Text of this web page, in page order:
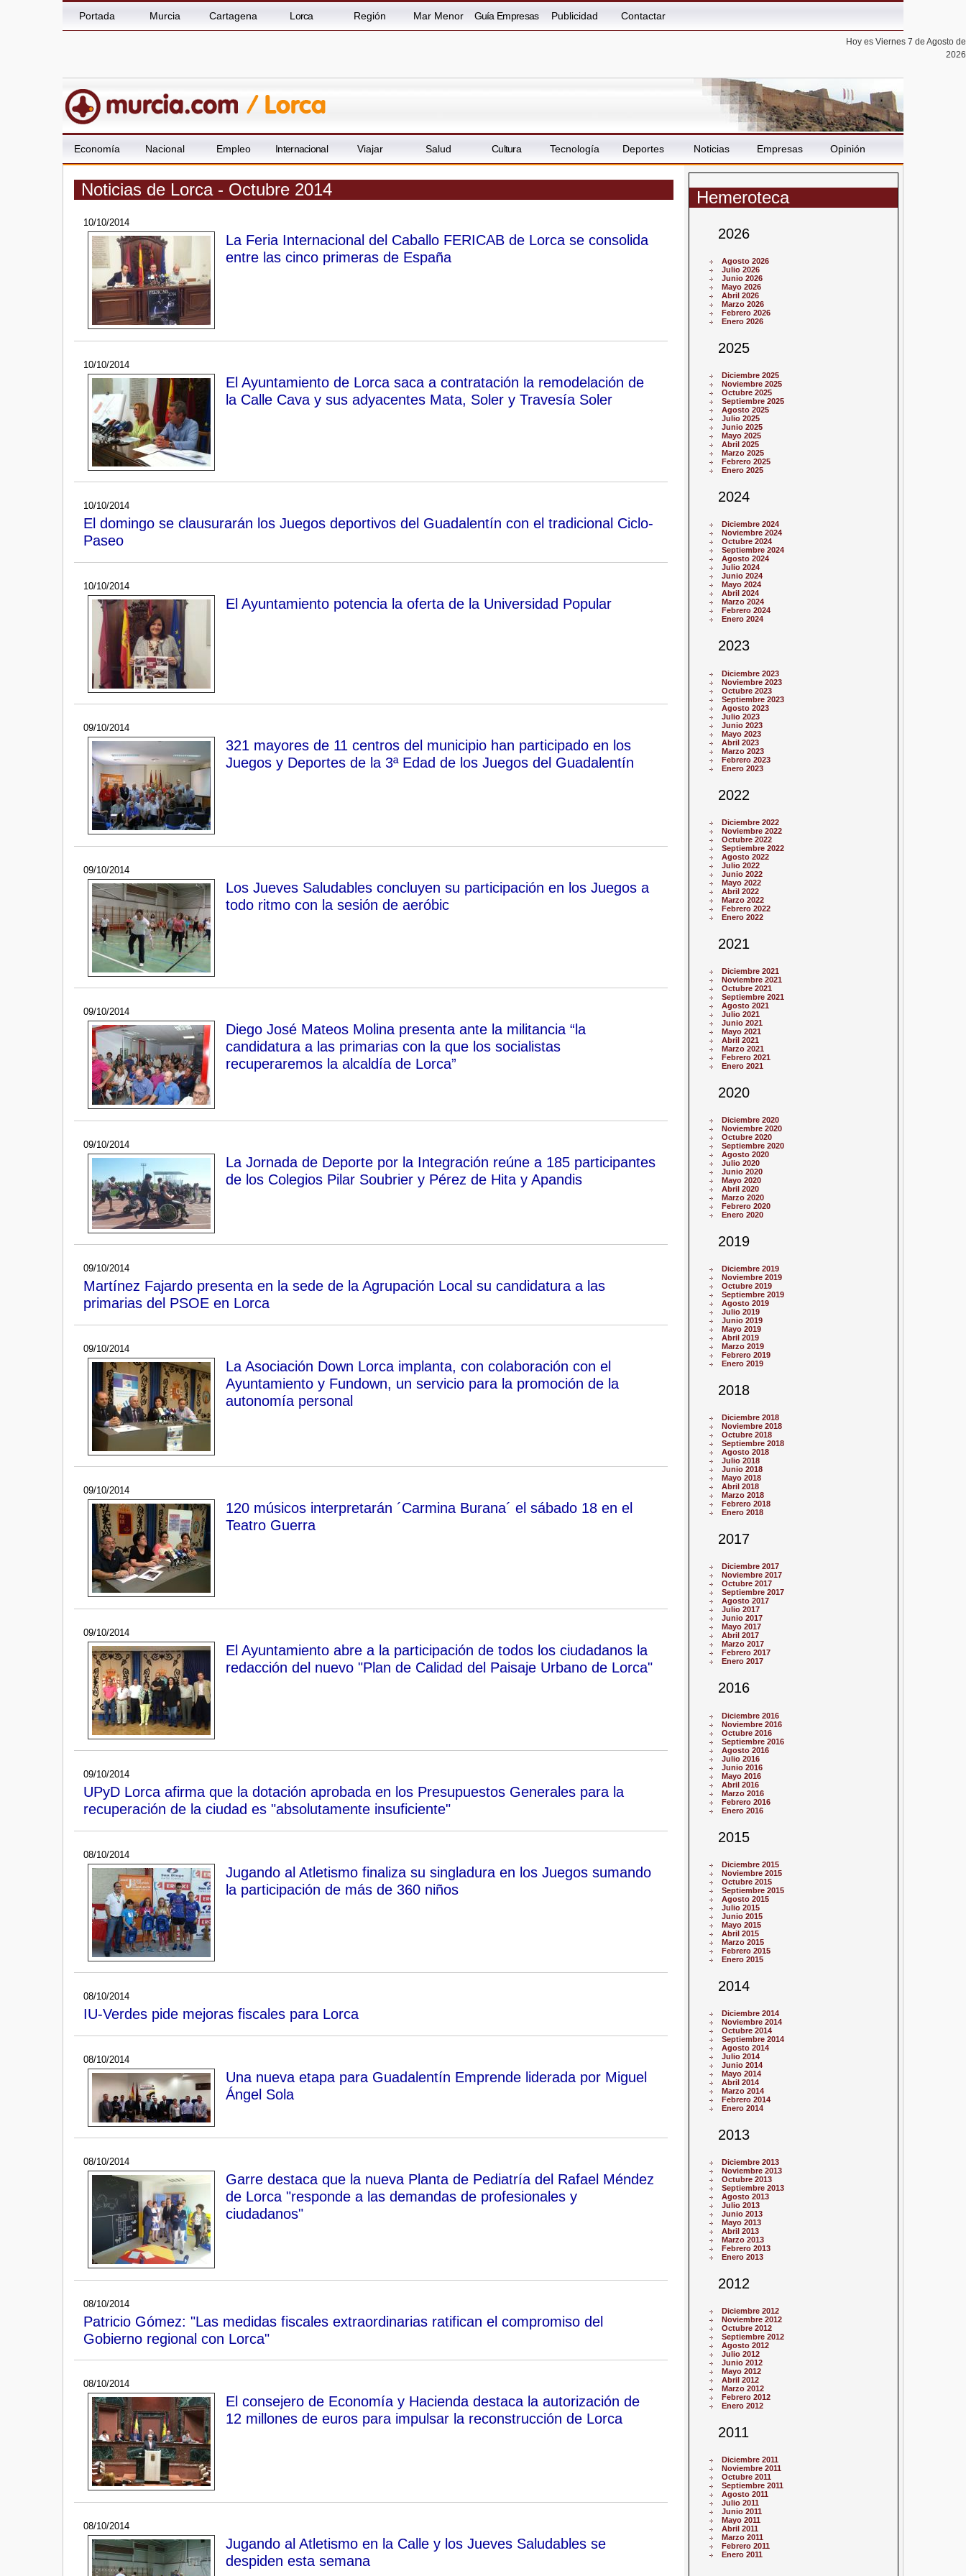
Portada Murcia Cartagena Lorca Región Mar Menor Guía Empresas Publicidad Contactar
Hoy es Viernes 7 de Agosto de
2026
Economía Nacional Empleo Internacional Viajar Salud Cultura Tecnología Deportes Noticias Empresas Opinión
Noticias de Lorca - Octubre 2014
10/10/2014
La Feria Internacional del Caballo FERICAB de Lorca se consolida
entre las cinco primeras de España
10/10/2014
El Ayuntamiento de Lorca saca a contratación la remodelación de
la Calle Cava y sus adyacentes Mata, Soler y Travesía Soler
10/10/2014
El domingo se clausurarán los Juegos deportivos del Guadalentín con el tradicional Ciclo-
Paseo
10/10/2014
El Ayuntamiento potencia la oferta de la Universidad Popular
09/10/2014
321 mayores de 11 centros del municipio han participado en los
Juegos y Deportes de la 3ª Edad de los Juegos del Guadalentín
09/10/2014
Los Jueves Saludables concluyen su participación en los Juegos a
todo ritmo con la sesión de aeróbic
09/10/2014
Diego José Mateos Molina presenta ante la militancia “la
candidatura a las primarias con la que los socialistas
recuperaremos la alcaldía de Lorca”
09/10/2014
La Jornada de Deporte por la Integración reúne a 185 participantes
de los Colegios Pilar Soubrier y Pérez de Hita y Apandis
09/10/2014
Martínez Fajardo presenta en la sede de la Agrupación Local su candidatura a las
primarias del PSOE en Lorca
09/10/2014
La Asociación Down Lorca implanta, con colaboración con el
Ayuntamiento y Fundown, un servicio para la promoción de la
autonomía personal
09/10/2014
120 músicos interpretarán ´Carmina Burana´ el sábado 18 en el
Teatro Guerra
09/10/2014
El Ayuntamiento abre a la participación de todos los ciudadanos la
redacción del nuevo "Plan de Calidad del Paisaje Urbano de Lorca"
09/10/2014
UPyD Lorca afirma que la dotación aprobada en los Presupuestos Generales para la
recuperación de la ciudad es "absolutamente insuficiente"
08/10/2014
Jugando al Atletismo finaliza su singladura en los Juegos sumando
la participación de más de 360 niños
08/10/2014
IU-Verdes pide mejoras fiscales para Lorca
08/10/2014
Una nueva etapa para Guadalentín Emprende liderada por Miguel
Ángel Sola
08/10/2014
Garre destaca que la nueva Planta de Pediatría del Rafael Méndez
de Lorca "responde a las demandas de profesionales y
ciudadanos"
08/10/2014
Patricio Gómez: "Las medidas fiscales extraordinarias ratifican el compromiso del
Gobierno regional con Lorca"
08/10/2014
El consejero de Economía y Hacienda destaca la autorización de
12 millones de euros para impulsar la reconstrucción de Lorca
08/10/2014
Jugando al Atletismo en la Calle y los Jueves Saludables se
despiden esta semana
Hemeroteca
2026
Agosto 2026
Julio 2026
Junio 2026
Mayo 2026
Abril 2026
Marzo 2026
Febrero 2026
Enero 2026
2025
Diciembre 2025
Noviembre 2025
Octubre 2025
Septiembre 2025
Agosto 2025
Julio 2025
Junio 2025
Mayo 2025
Abril 2025
Marzo 2025
Febrero 2025
Enero 2025
2024
Diciembre 2024
Noviembre 2024
Octubre 2024
Septiembre 2024
Agosto 2024
Julio 2024
Junio 2024
Mayo 2024
Abril 2024
Marzo 2024
Febrero 2024
Enero 2024
2023
Diciembre 2023
Noviembre 2023
Octubre 2023
Septiembre 2023
Agosto 2023
Julio 2023
Junio 2023
Mayo 2023
Abril 2023
Marzo 2023
Febrero 2023
Enero 2023
2022
Diciembre 2022
Noviembre 2022
Octubre 2022
Septiembre 2022
Agosto 2022
Julio 2022
Junio 2022
Mayo 2022
Abril 2022
Marzo 2022
Febrero 2022
Enero 2022
2021
Diciembre 2021
Noviembre 2021
Octubre 2021
Septiembre 2021
Agosto 2021
Julio 2021
Junio 2021
Mayo 2021
Abril 2021
Marzo 2021
Febrero 2021
Enero 2021
2020
Diciembre 2020
Noviembre 2020
Octubre 2020
Septiembre 2020
Agosto 2020
Julio 2020
Junio 2020
Mayo 2020
Abril 2020
Marzo 2020
Febrero 2020
Enero 2020
2019
Diciembre 2019
Noviembre 2019
Octubre 2019
Septiembre 2019
Agosto 2019
Julio 2019
Junio 2019
Mayo 2019
Abril 2019
Marzo 2019
Febrero 2019
Enero 2019
2018
Diciembre 2018
Noviembre 2018
Octubre 2018
Septiembre 2018
Agosto 2018
Julio 2018
Junio 2018
Mayo 2018
Abril 2018
Marzo 2018
Febrero 2018
Enero 2018
2017
Diciembre 2017
Noviembre 2017
Octubre 2017
Septiembre 2017
Agosto 2017
Julio 2017
Junio 2017
Mayo 2017
Abril 2017
Marzo 2017
Febrero 2017
Enero 2017
2016
Diciembre 2016
Noviembre 2016
Octubre 2016
Septiembre 2016
Agosto 2016
Julio 2016
Junio 2016
Mayo 2016
Abril 2016
Marzo 2016
Febrero 2016
Enero 2016
2015
Diciembre 2015
Noviembre 2015
Octubre 2015
Septiembre 2015
Agosto 2015
Julio 2015
Junio 2015
Mayo 2015
Abril 2015
Marzo 2015
Febrero 2015
Enero 2015
2014
Diciembre 2014
Noviembre 2014
Octubre 2014
Septiembre 2014
Agosto 2014
Julio 2014
Junio 2014
Mayo 2014
Abril 2014
Marzo 2014
Febrero 2014
Enero 2014
2013
Diciembre 2013
Noviembre 2013
Octubre 2013
Septiembre 2013
Agosto 2013
Julio 2013
Junio 2013
Mayo 2013
Abril 2013
Marzo 2013
Febrero 2013
Enero 2013
2012
Diciembre 2012
Noviembre 2012
Octubre 2012
Septiembre 2012
Agosto 2012
Julio 2012
Junio 2012
Mayo 2012
Abril 2012
Marzo 2012
Febrero 2012
Enero 2012
2011
Diciembre 2011
Noviembre 2011
Octubre 2011
Septiembre 2011
Agosto 2011
Julio 2011
Junio 2011
Mayo 2011
Abril 2011
Marzo 2011
Febrero 2011
Enero 2011